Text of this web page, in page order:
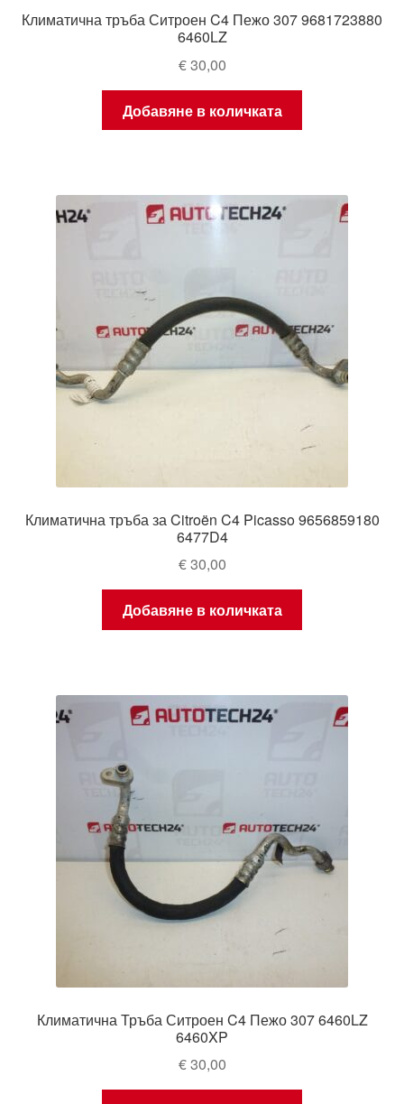
Климатична тръба Ситроен C4 Пежо 307 9681723880
6460LZ
€30,00
Добавяне в количката
Климатична тръба за Citroën C4 Picasso 9656859180
6477D4
€30,00
Добавяне в количката
Климатична Тръба Ситроен C4 Пежо 307 6460LZ
6460XP
€30,00